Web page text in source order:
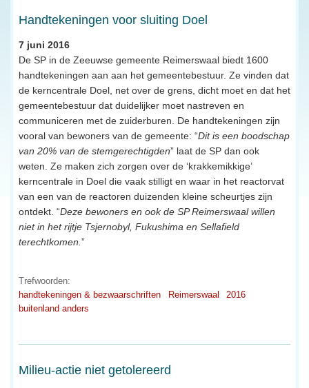
Handtekeningen voor sluiting Doel
7 juni 2016
De SP in de Zeeuwse gemeente Reimerswaal biedt 1600
handtekeningen aan aan het gemeentebestuur. Ze vinden dat
de kerncentrale Doel, net over de grens, dicht moet en dat het
gemeentebestuur dat duidelijker moet nastreven en
communiceren met de zuiderburen. De handtekeningen zijn
vooral van bewoners van de gemeente: “Dit is een boodschap
van 20% van de stemgerechtigden” laat de SP dan ook
weten. Ze maken zich zorgen over de ‘krakkemikkige’
kerncentrale in Doel die vaak stilligt en waar in het reactorvat
van een van de reactoren duizenden kleine scheurtjes zijn
ontdekt. “Deze bewoners en ook de SP Reimerswaal willen
niet in het rijtje Tsjernobyl, Fukushima en Sellafield
terechtkomen. ”
Trefwoorden:
handtekeningen & bezwaarschriften
Reimerswaal
2016
buitenland anders
Milieu-actie niet getolereerd